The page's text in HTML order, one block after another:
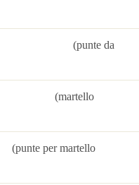
da
air (martello
martello